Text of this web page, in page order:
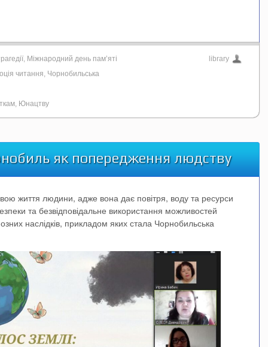
, Міжнародний день пам’яті
читання, Чорнобильська
, Юнацтву
library
як попередження людству
життя людини, адже вона дає повітря, воду та ресурси
та безвідповідальне використання можливостей
наслідків, прикладом яких стала Чорнобильська